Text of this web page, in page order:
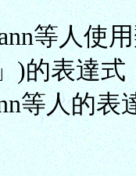
等人使
)的表達
等人的表